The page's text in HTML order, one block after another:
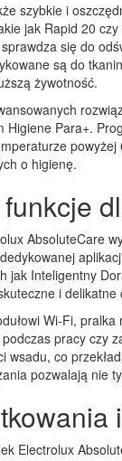
szybkie i
jak Rapid 20
się do
są do
żywotność.
Higiene Para+.
o higienę.
AbsoluteCare
jak Inteligentny
i delikatne
Wi-Fi,
pracy czy
wsadu, co
pozwalają nie
Electrolux